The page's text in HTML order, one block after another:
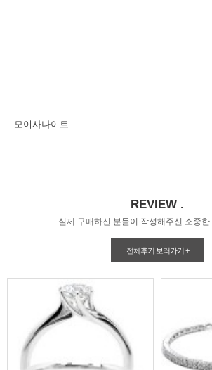
REVIEW .
실제 구매하신 분들이 작성해주신 소중
전체후기 보러가기 +